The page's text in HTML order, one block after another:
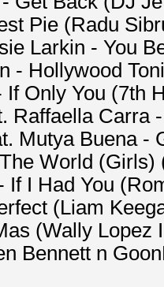
Pie (Radu
Larkin - You
- Hollywood
Only You (7th
Raffaella Carra
Mutya Buena -
World
If I Had You
(Liam
(Wally Lopez
Bennett n